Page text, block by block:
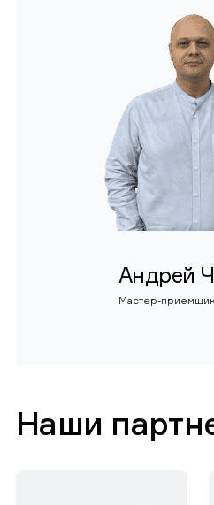
Андрей
Мастер-приемщик
Наши